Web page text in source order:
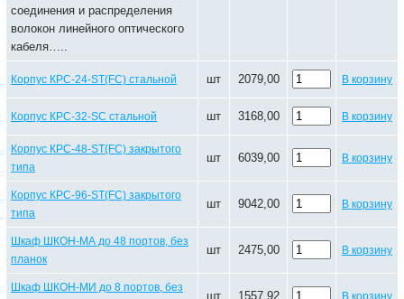
соединения и распределения
волокон линейного оптического
кабеля…..
Корпус КРС-24-ST(FC) стальной шт 2079,00 В корзину
Корпус КРС-32-SC стальной шт 3168,00 В корзину
Корпус КРС-48-ST(FC) закрытого
типа
шт 6039,00 В корзину
Корпус КРС-96-ST(FC) закрытого
типа
шт 9042,00 В корзину
Шкаф ШКОН-МА до 48 портов, без
планок
шт 2475,00 В корзину
Шкаф ШКОН-МИ до 8 портов, без
шт 1557,92 В корзину